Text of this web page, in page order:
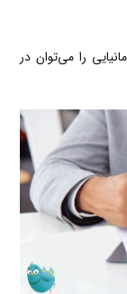
را می‌توان در